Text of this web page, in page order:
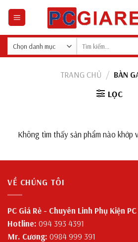
TRANG CHỦ / BÀN
LỌC
Không tìm thấy sản phẩm nào khớp
VỀ CHÚNG TÔI
PC Giá Rẻ - Chuyên Linh Phụ Kiện
Hotline: 094 393 4391
Mr. Cương: 0984 999 391